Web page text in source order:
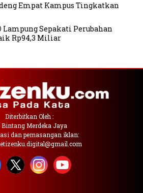
Empat Kampus Tingkatkan
Lampung Sepakati Perubahan
Rp94,3 Miliar
Diterbitkan Oleh :
Bintang Merdeka Jaya
dan pemasangan iklan: